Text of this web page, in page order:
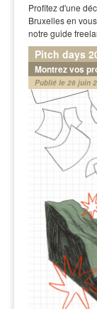
Profitez d'une
Bruxelles en
notre guide
Pitch days
Montrez vos
Publié le 26 juin